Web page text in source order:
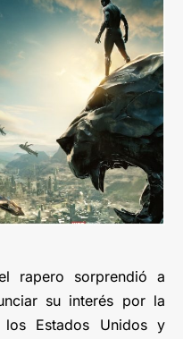
rapero sorprendió a
su interés por la
los Estados Unidos y